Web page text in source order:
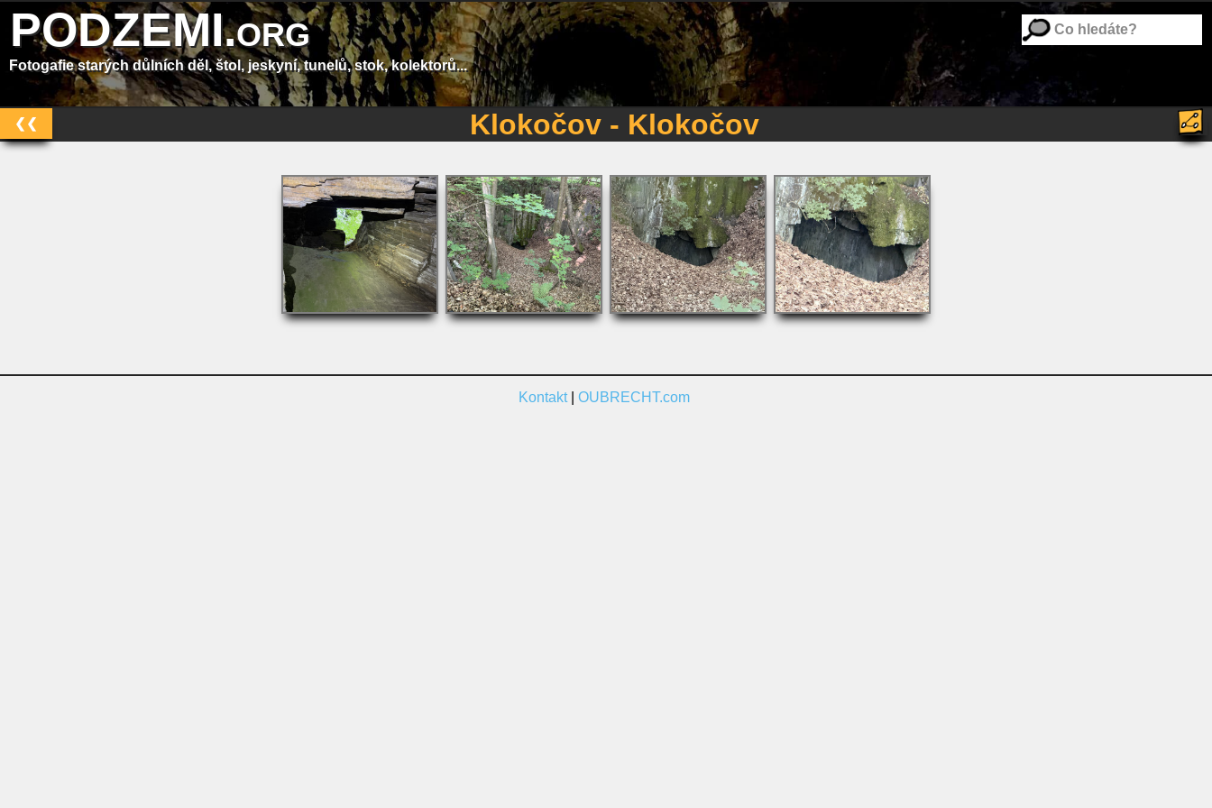
PODZEMI.org
Fotogafie starých důlních děl, štol, jeskyní, tunelů, stok, kolektorů...
❮❮ Klokočov - Klokočov
Kontakt| OUBRECHT.com